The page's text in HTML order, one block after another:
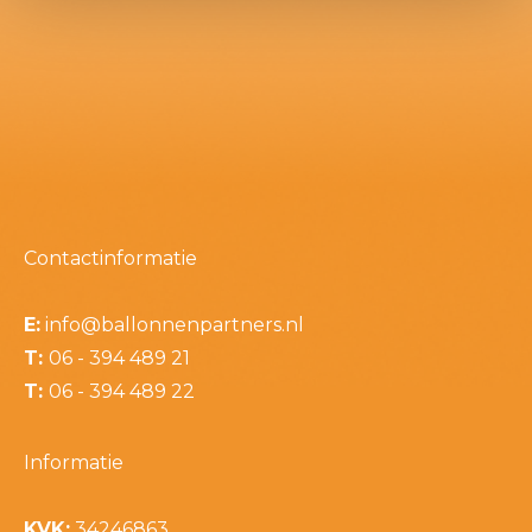
Contactinformatie
E: info@ballonnenpartners.nl
T: 06 - 394 489 21
T: 06 - 394 489 22
Informatie